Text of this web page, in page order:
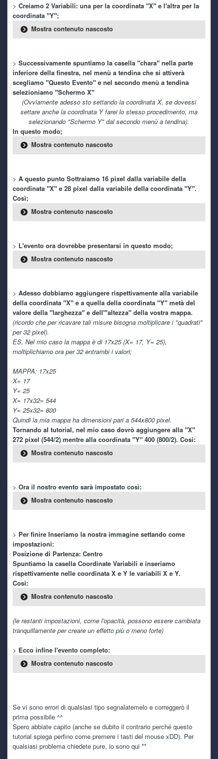
complicato si frizza, stando a quel che ho letto tra i vari
errori che ho trovato su entrambi i sistemi operativi, la
scheda madre del portatile dovrebbe essere fritta!
@Ryoku scaricato anche io, per la conservazione XDDD
uno di questi pomeriggi dopo il lavoro lo provo
Ghost Rider
@TecnoNinja
TecnoNinja
@Ghost Rider grazie per il steveme scars xD
gameplay. Sempre meglio che lasciarla su un disco
tecnologicamente arretrato.
Ryoku
Mai caricate demo in vita mia, aspettavo sempre di
Ryoku
Preso dalla foga della conservazione, ho caricato la demo
Ghost Rider 2 July 8:22 PM
steveme scars... ehmm... we techno \m/_
TecnoNinja
Ryoku 30 June 6:54 AM
kaine 29 June 9:36 PM
Ghost Rider
<3
Ryoku 29 June 5:35 PM
Che tu sia benedetto!
Ghost Rider 29 June 9:05 AM
Ghost Rider 29 June 8:41 AM
HDD esterno
Ryoku
ghostino si è visto più?
Ryoku 28 June 5:35 PM
Nada de nada. Mi hanno detto che hanno perso alcuni
giochi cambiando database. Quindi nulla, perso per
sempre.
> Creiamo 2 Variabili: una per la coordinata "X" e l'altra per la
coordinata "Y";
Mostra contenuto nascosto
> Successivamente spuntiamo la casella "chara" nella parte
inferiore della finestra, nel menù a tendina che si attiverà
scegliamo "Questo Evento" e nel secondo menù a tendina
selezioniamo "Schermo X"
(Ovviamente adesso sto settando la coordinata X, se dovessi
settare anche la coordinata Y farei lo stesso procedimento, ma
selezionando "Schermo Y" dal secondo menù a tendina).
In questo modo;
Mostra contenuto nascosto
> A questo punto Sottraiamo 16 pixel dalla variabile della
coordinata "X" e 28 pixel dalla variabile della coordinata "Y".
Così;
Mostra contenuto nascosto
> L'evento ora dovrebbe presentarsi in questo modo;
Mostra contenuto nascosto
> Adesso dobbiamo aggiungere rispettivamente alla variabile
della coordinata "X" e a quella della coordinata "Y" metà del
valore della "larghezza" e dell'"altezza" della vostra mappa.
(ricordo che per ricavare tali misure bisogna moltiplicare i "quadrati"
per 32 pixel).
ES. Nel mio caso la mappa è di 17x25 (X= 17, Y= 25),
moltiplichiamo ora per 32 entrambi i valori;
MAPPA: 17x25
X= 17
Y= 25
X= 17x32= 544
Y= 25x32= 800
Quindi la mia mappa ha dimensioni pari a 544x800 pixel.
Tornando al tutorial, nel mio caso dovrò aggiungere alla "X"
272 pixel (544/2) mentre alla coordinata "Y" 400 (800/2). Così:
Mostra contenuto nascosto
> Ora il nostro evento sarà impostato così:
Mostra contenuto nascosto
> Per finire Inseriamo la nostra immagine settando come
impostazioni:
Posizione di Partenza: Centro
Spuntiamo la casella Coordinate Variabili e inseriamo
rispettivamente nelle coordinata X e Y le variabili X e Y.
Così:
Mostra contenuto nascosto
(le restanti impostazioni, come l'opacità, possono essere cambiata
tranquillamente per creare un effetto più o meno forte)
> Ecco infine l'evento completo:
Mostra contenuto nascosto
Se vi sono errori di qualsiasi tipo segnalatemelo e correggerò il
prima possibile ^^
Spero abbiate capito (anche se dubito il contrario perché questo
tutorial spiega perfino come premere i tasti del mouse xDD). Per
qualsiasi problema chiedete pure, io sono qui **